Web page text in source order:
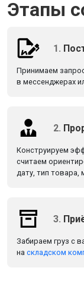
Этапы
1.
Принимаем
в мессенджерах
2.
Конструируем
считаем
дату, тип товара,
3.
Забираем груз с
на складском